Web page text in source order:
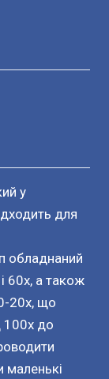
у
для
обладнаний
60x, а також
20x, що
100x до
маленькі